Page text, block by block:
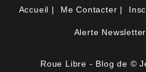
Accueil Me Contacter
Alerte
Roue Libre - Blog de ©